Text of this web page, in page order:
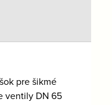
pre šikmé
ventily DN 65